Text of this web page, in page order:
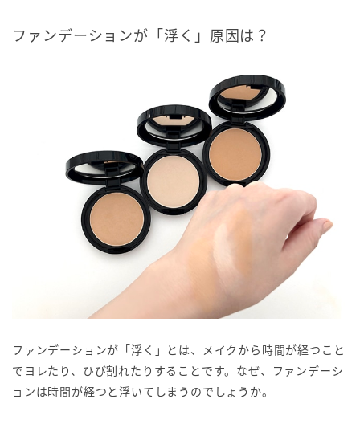
ファンデーションが「浮く」原因は？
ファンデーションが「浮く」とは、メイクから時間が経つこと
でヨレたり、ひび割れたりすることです。なぜ、ファンデーシ
ョンは時間が経つと浮いてしまうのでしょうか。